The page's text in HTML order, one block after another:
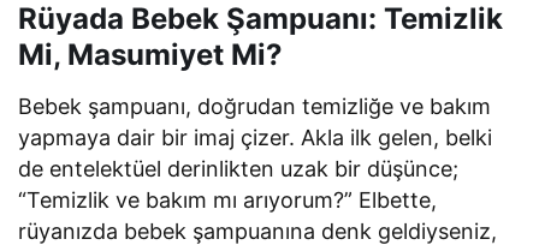
Rüyada Bebek Şampuanı: Temizlik
Mi, Masumiyet Mi?
Bebek şampuanı, doğrudan temizliğe ve bakım
yapmaya dair bir imaj çizer. Akla ilk gelen, belki
de entelektüel derinlikten uzak bir düşünce;
“Temizlik ve bakım mı arıyorum?” Elbette,
rüyanızda bebek şampuanına denk geldiyseniz,